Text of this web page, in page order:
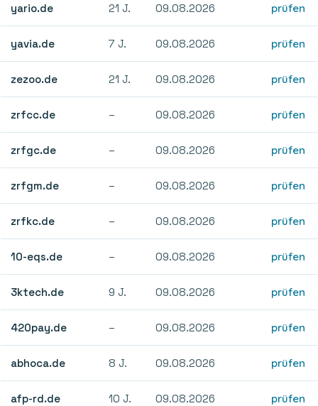
yario.de 21 J. 09.08.2026 prüfen
yavia.de 7 J. 09.08.2026 prüfen
zezoo.de 21 J. 09.08.2026 prüfen
zrfcc.de – 09.08.2026 prüfen
zrfgc.de – 09.08.2026 prüfen
zrfgm.de – 09.08.2026 prüfen
zrfkc.de – 09.08.2026 prüfen
10-eqs.de – 09.08.2026 prüfen
3ktech.de 9 J. 09.08.2026 prüfen
420pay.de – 09.08.2026 prüfen
abhoca.de 8 J. 09.08.2026 prüfen
afp-rd.de 10 J. 09.08.2026 prüfen